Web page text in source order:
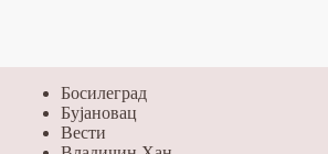
Босилеград
Бујановац
Вести